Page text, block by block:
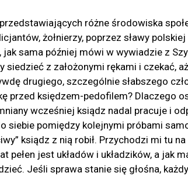
różne środowiska
żołnierzy, poprzez sławy
jak sama później mówi w wywiadzie z
siedzieć z założonymi rękami i czekać,
drugiego, szczególnie słabszego
przed księdzem-pedofilem? Dlaczego
wcześniej ksiądz nadal pracuje i
siebie pomiędzy kolejnymi próbami
ksiądz z nią robił. Przychodzi mi tu
pełen jest układów i układzików, a jak
Jeśli sprawa stanie się głośna,